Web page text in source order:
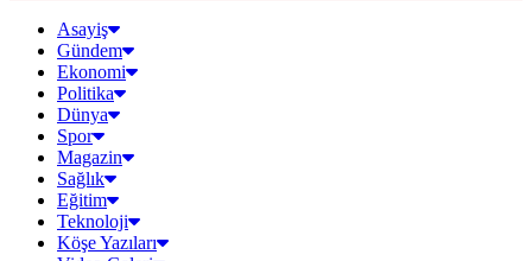
Asayiş
Gündem
Ekonomi
Politika
Dünya
Spor
Magazin
Sağlık
Eğitim
Teknoloji
Köşe Yazıları